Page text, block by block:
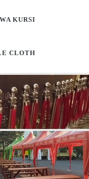
KURSI
CLOTH